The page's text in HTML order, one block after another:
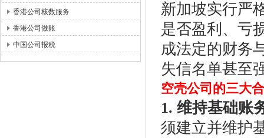
香港公司核数服务
香港公司做账
中国公司报税
新加坡实行严
是否盈利、亏
成法定的财务
失信名单甚至
空壳公司的三大
1. 维持基础账
须建立并维护